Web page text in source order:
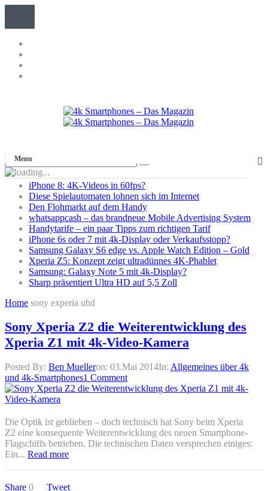
Menu
iPhone 8: 4K-Videos in 60fps?
Diese Spielautomaten lohnen sich im Internet
Den Flohmarkt auf dem Handy
whatsappcash – das brandneue Mobile Advertising System
Handytarife – ein paar Tipps zum richtigen Tarif
iPhone 6s oder 7 mit 4k-Display oder Verkaufsstopp?
Samsung Galaxy S6 edge vs. Apple Watch Edition – Gold
Xperia Z5: Konzept zeigt ultradünnes 4K-Phablet
Samsung: Galaxy Note 5 mit 4k-Display?
Sharp präsentiert Ultra HD auf 5,5 Zoll
Home sony experia uhd
Sony Xperia Z2 die Weiterentwicklung des
Xperia Z1 mit 4k-Video-Kamera
Posted By: Ben Muelleron: 03.Mai 2014In: Allgemeines über 4k
und 4k-Smartphones1 Comment
Die Optik ist geblieben – doch technisch hat Sony beim Xperia
Z2 eine konsequente Weiterentwicklung des neuen Smartphone-
Flagschiffs betrieben. Die technischen Daten versprechen einiges:
Ein... Read more
Share 0 Tweet